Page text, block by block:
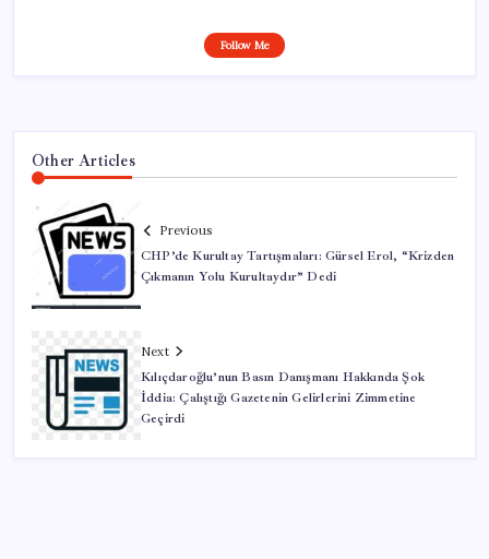
Follow Me
Other Articles
Previous
CHP’de Kurultay Tartışmaları: Gürsel Erol, “Krizden
Çıkmanın Yolu Kurultaydır” Dedi
Next
Kılıçdaroğlu’nun Basın Danışmanı Hakkında Şok
İddia: Çalıştığı Gazetenin Gelirlerini Zimmetine
Geçirdi